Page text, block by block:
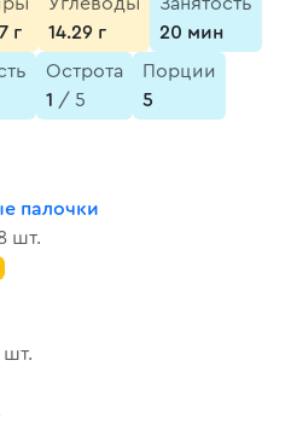
г
14.29 г
20 мин
Острота
1 / 5
Порции
5
палочки
шт.